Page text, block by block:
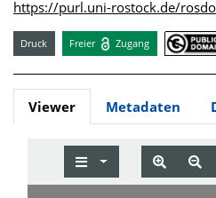
https://purl.uni-rostock.de/
Druck Freier Zugang
Viewer Metadaten